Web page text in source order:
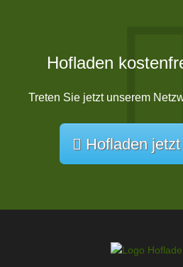
Hofladen
Treten Sie jetzt unserem
Hofladen